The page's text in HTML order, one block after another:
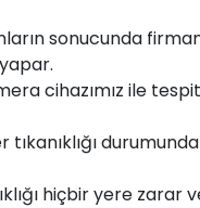
sonucunda
cihazımız ile
tıkanıklığı
hiçbir yere zarar